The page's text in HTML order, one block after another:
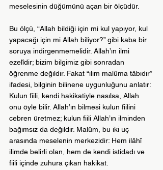
meselesinin düğümünü açan bir ölçüdür.
Bu ölçü, “Allah bildiği için mi kul yapıyor, kul
yapacağı için mi Allah biliyor?” gibi kaba bir
soruya indirgenmemelidir. Allah’ın ilmi
ezelîdir; bizim bilgimiz gibi sonradan
öğrenme değildir. Fakat “ilim malûma tâbidir”
ifadesi, bilginin bilinene uygunluğunu anlatır:
Kulun fiili, kendi hakikatiyle nasılsa, Allah
onu öyle bilir. Allah’ın bilmesi kulun fiilini
cebren üretmez; kulun fiili Allah’ın ilminden
bağımsız da değildir. Malûm, bu iki uç
arasında meselenin merkezidir: Hem ilâhî
ilimde belirli olan, hem de kendi istidadı ve
fiili içinde zuhura çıkan hakikat.